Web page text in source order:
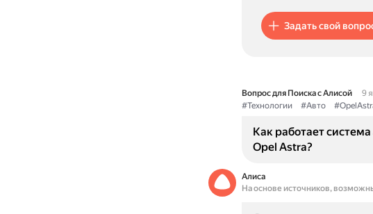
Задать свой
Вопрос для Поиска с Алисой
9
#Технологии
#Авто
Как работает
Opel Astra?
Алиса
На основе источников,